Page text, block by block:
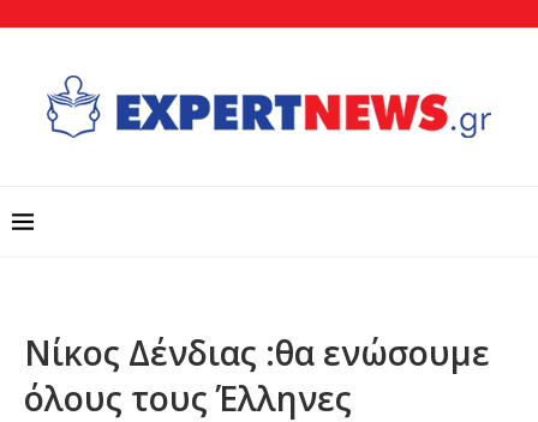
Νίκος Δένδιας :θα ενώσουμε
όλους τους Έλληνες